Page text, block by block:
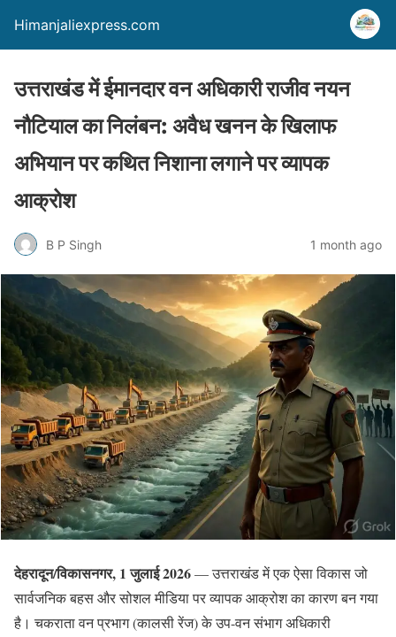
Himanjaliexpress.com
उत्तराखंड में ईमानदार वन अधिकारी राजीव नयन
नौटियाल का निलंबन: अवैध खनन के खिलाफ
अभियान पर कथित निशाना लगाने पर व्यापक
आक्रोश
B P Singh 1 month ago
देहरादून/विकासनगर, 1 जुलाई 2026— उत्तराखंड में एक ऐसा विकास जो
सार्वजनिक बहस और सोशल मीडिया पर व्यापक आक्रोश का कारण बन गया
है। चकराता वन प्रभाग (कालसी रेंज) के उप-वन संभाग अधिकारी